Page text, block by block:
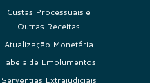
Custas Processuais e
Outras Receitas
Atualização Monetária
Tabela de Emolumentos
Serventias Extrajudiciais